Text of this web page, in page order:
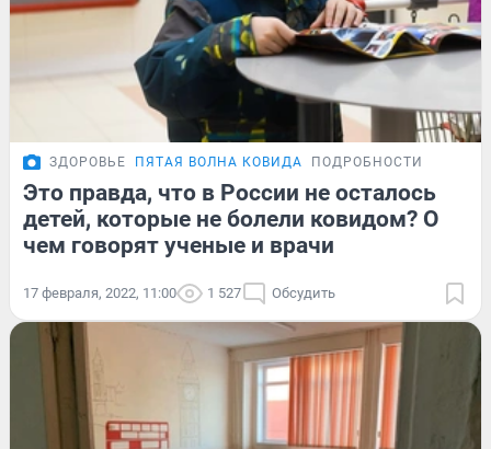
ЗДОРОВЬЕ ПЯТАЯ ВОЛНА КОВИДА ПОДРОБНОСТИ
Это правда, что в России не осталось
детей, которые не болели ковидом? О
чем говорят ученые и врачи
17 февраля, 2022, 11:00 1 527 Обсудить